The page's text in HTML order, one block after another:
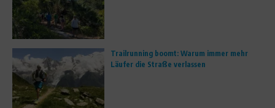
Trailrunning boomt: Warum immer mehr
Läufer die Straße verlassen